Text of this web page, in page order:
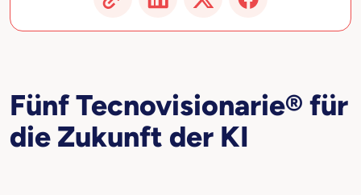
Fünf Tecnovisionarie® für
die Zukunft der KI